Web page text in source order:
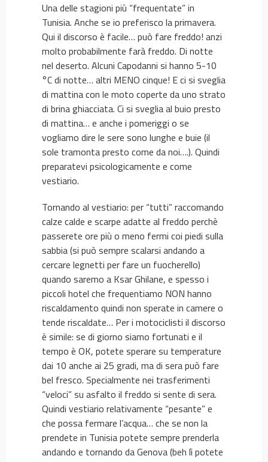
Una delle stagioni più “frequentate” in
Tunisia. Anche se io preferisco la primavera.
Qui il discorso è facile… può fare freddo! anzi
molto probabilmente farà freddo. Di notte
nel deserto. Alcuni Capodanni si hanno 5-10
°C di notte… altri MENO cinque! E ci si sveglia
di mattina con le moto coperte da uno strato
di brina ghiacciata. Ci si sveglia al buio presto
di mattina… e anche i pomeriggi o se
vogliamo dire le sere sono lunghe e buie (il
sole tramonta presto come da noi….). Quindi
preparatevi psicologicamente e come
vestiario.
Tornando al vestiario: per “tutti” raccomando
calze calde e scarpe adatte al freddo perchè
passerete ore più o meno fermi coi piedi sulla
sabbia (si può sempre scalarsi andando a
cercare legnetti per fare un fuocherello)
quando saremo a Ksar Ghilane, e spesso i
piccoli hotel che frequentiamo NON hanno
riscaldamento quindi non sperate in camere o
tende riscaldate… Per i motociclisti il discorso
è simile: se di giorno siamo fortunati e il
tempo è OK, potete sperare su temperature
dai 10 anche ai 25 gradi, ma di sera può fare
bel fresco. Specialmente nei trasferimenti
“veloci” su asfalto il freddo si sente di sera.
Quindi vestiario relativamente “pesante” e
che possa fermare l’acqua… che se non la
prendete in Tunisia potete sempre prenderla
andando e tornando da Genova (beh lì potete